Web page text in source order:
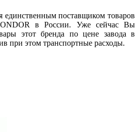
единственным поставщиком товаров
в России. Уже сейчас Вы
этот бренда по цене завода в
при этом транспортные расходы.